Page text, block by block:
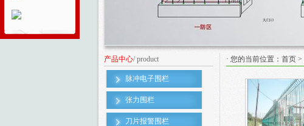
产品中心/ product
脉冲电子围栏
张力围栏
刀片报警围栏
· 您的当前位置： 首页 >